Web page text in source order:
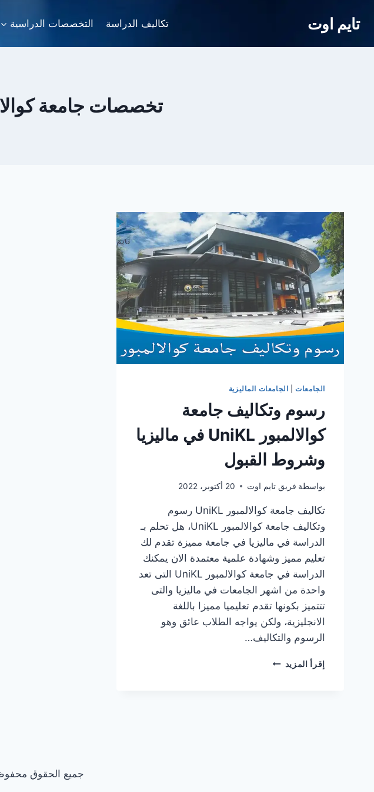
تايم اوت تكاليف الدراسة التخصصات الدراسية
تخصصات جامعة
الجامعات| الجامعات الماليزية
رسوم وتكاليف جامعة
كوالالمبور UniKL في ماليزيا
وشروط القبول
بواسطة فريق تايم اوت 20 أكتوبر، 2022
تكاليف جامعة كوالالمبور UniKL رسوم
وتكاليف جامعة كوالالمبور UniKL، هل تحلم بـ
الدراسة في ماليزيا في جامعة مميزة تقدم لك
تعليم مميز وشهادة علمية معتمدة الان يمكنك
الدراسة في جامعة كوالالمبور UniKL التى تعد
واحدة من اشهر الجامعات في ماليزيا والتى
تتتميز بكونها تقدم تعليميا مميزا باللغة
الانجليزية، ولكن يواجه الطلاب عائق وهو
الرسوم والتكاليف…
إقرأ المزيد رسوم
جميع الحقوق محفوظة